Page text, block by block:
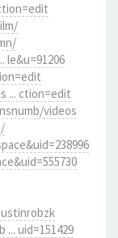
le&u=91206
... ction=edit
videos
uid=151429